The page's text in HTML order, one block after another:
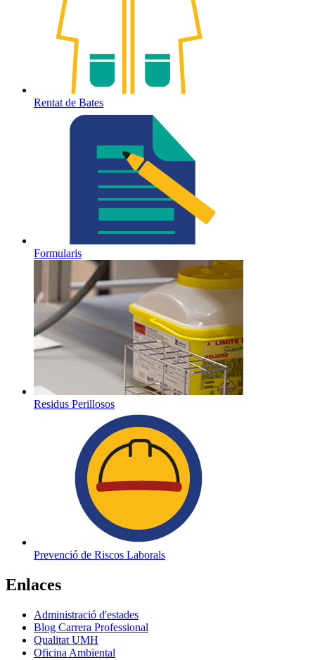
Rentat de Bates
Formularis
Residus Perillosos
Prevenció de Riscos Laborals
Enlaces
Administració d'estades
Blog Carrera Professional
Qualitat UMH
Oficina Ambiental